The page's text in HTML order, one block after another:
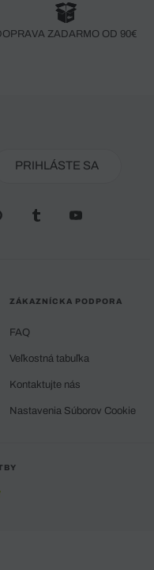
ZADARMO OD 90€
PRIHLÁSTE SA
ZÁKAZNÍCKA PODPORA
FAQ
Veľkostná tabuľka
Kontaktujte nás
Nastavenia Súborov Cookie